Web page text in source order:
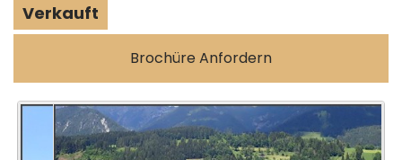
Verkauft
Brochüre Anfordern